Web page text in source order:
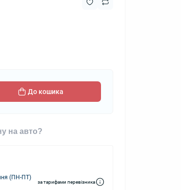
До кошика
на авто?
(ПН-ПТ)
за тарифами перевізника